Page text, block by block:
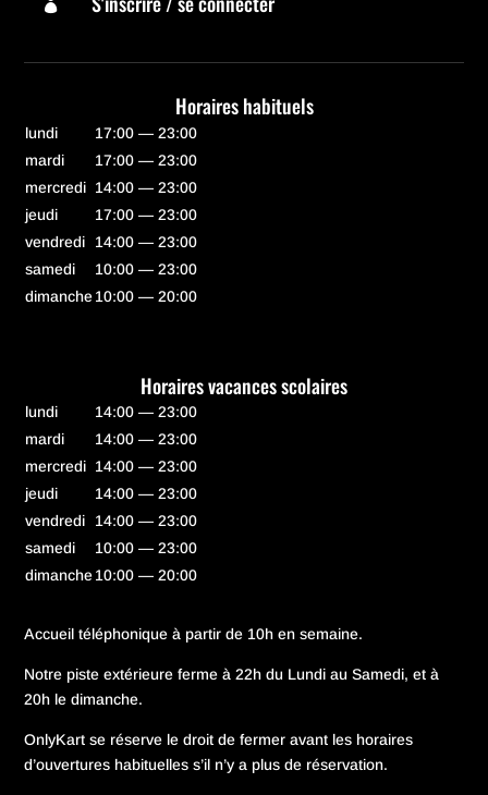
Horaires habituels
lundi
17:00 — 23:00
mardi
17:00 — 23:00
mercredi 14:00 — 23:00
jeudi
17:00 — 23:00
vendredi
14:00 — 23:00
samedi
10:00 — 23:00
dimanche10:00 — 20:00
Horaires vacances scolaires
lundi
14:00 — 23:00
mardi
14:00 — 23:00
mercredi 14:00 — 23:00
jeudi
14:00 — 23:00
vendredi
14:00 — 23:00
samedi
10:00 — 23:00
dimanche10:00 — 20:00
Accueil téléphonique à partir de 10h en semaine.
Notre piste extérieure ferme à 22h du Lundi au Samedi, et à
20h le dimanche.
OnlyKart se réserve le droit de fermer avant les horaires
d’ouvertures habituelles s’il n’y a plus de réservation.